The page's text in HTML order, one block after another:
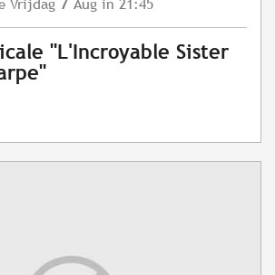
Vrijdag Aug in 21:45
"L'Incroyable Sister